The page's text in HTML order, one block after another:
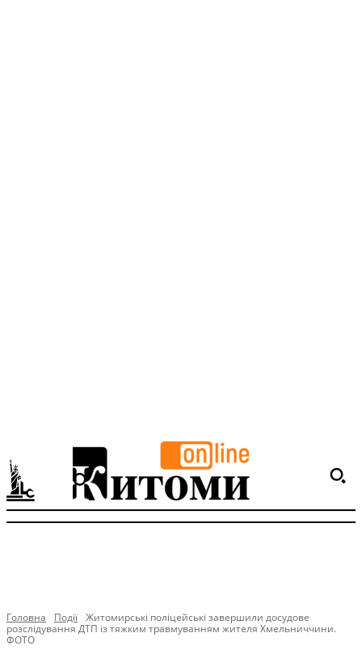
Головна Події Житомирські поліцейські завершили досудове
розслідування ДТП із тяжким травмуванням жителя Хмельниччини.
ФОТО